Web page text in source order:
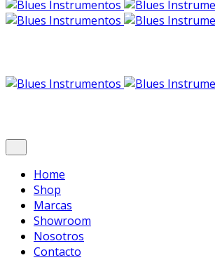
Home
Shop
Marcas
Showroom
Nosotros
Contacto